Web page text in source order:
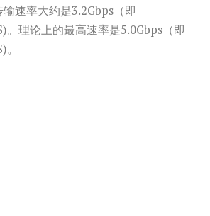
输速率大约是3.2Gbps（即
。理论上的最高速率是5.0Gbps（即